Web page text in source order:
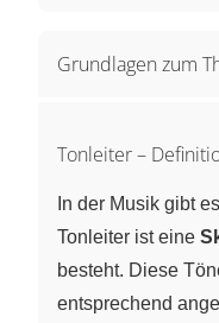
Grundlagen zum
Tonleiter –
In der Musik gibt
Tonleiter ist eine
besteht. Diese
entsprechend